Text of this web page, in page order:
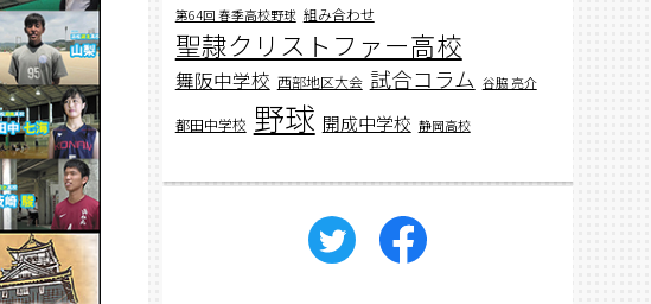
第64回 春季高校野球 組み合わせ
聖隷クリストファー高校
舞阪中学校 西部地区大会 試合コラム 谷脇 亮介
都田中学校 野球 開成中学校 静岡高校